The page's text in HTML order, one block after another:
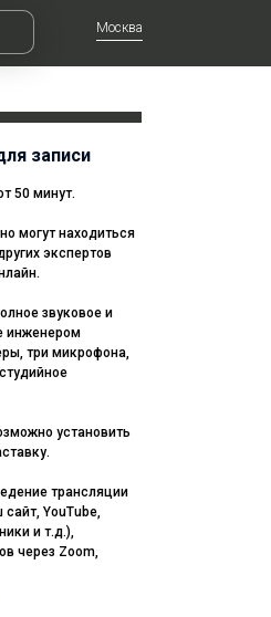
Москва
записи
50 минут.
могут находиться
экспертов
звуковое и
инженером
три микрофона,
установить
трансляции
YouTube,
и т.д.),
через Zoom,